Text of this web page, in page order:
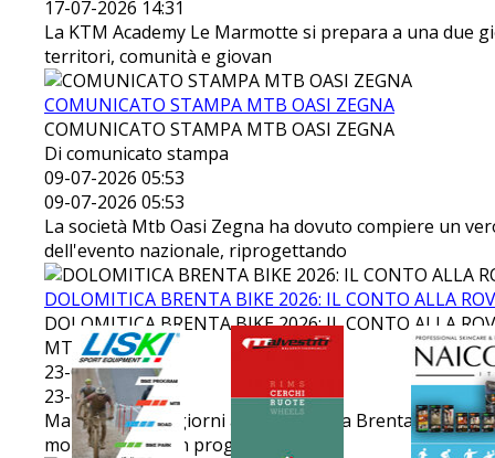
17-07-2026 14:31
La KTM Academy Le Marmotte si prepara a una due
territori, comunità e giovan
COMUNICATO STAMPA MTB OASI ZEGNA
COMUNICATO STAMPA MTB OASI ZEGNA
Di comunicato stampa
09-07-2026 05:53
09-07-2026 05:53
La società Mtb Oasi Zegna ha dovuto compiere un
dell'evento nazionale, riprogettando
DOLOMITICA BRENTA BIKE 2026: IL CONTO ALLA
DOLOMITICA BRENTA BIKE 2026: IL CONTO ALLA
MTBChannel
23-06-2026 09:25
23-06-2026 09:25
Mancano pochi giorni alla Dolomitica Brenta Bike
mountain bike, in programma saba